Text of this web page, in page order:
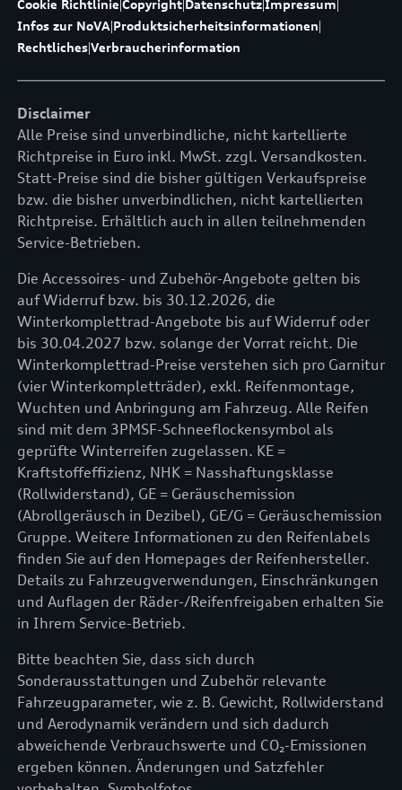
Cookie Richtlinie|Copyright|Datenschutz|Impressum|
Infos zur NoVA|Produktsicherheitsinformationen|
Rechtliches|Verbraucherinformation
Disclaimer
Alle Preise sind unverbindliche, nicht kartellierte
Richtpreise in Euro inkl. MwSt. zzgl. Versandkosten.
Statt-Preise sind die bisher gültigen Verkaufspreise
bzw. die bisher unverbindlichen, nicht kartellierten
Richtpreise. Erhältlich auch in allen teilnehmenden
Service-Betrieben.
Die Accessoires- und Zubehör-Angebote gelten bis
auf Widerruf bzw. bis 30.12.2026, die
Winterkomplettrad-Angebote bis auf Widerruf oder
bis 30.04.2027 bzw. solange der Vorrat reicht. Die
Winterkomplettrad-Preise verstehen sich pro Garnitur
(vier Winterkompletträder), exkl. Reifenmontage,
Wuchten und Anbringung am Fahrzeug. Alle Reifen
sind mit dem 3PMSF-Schneeflockensymbol als
geprüfte Winterreifen zugelassen. KE =
Kraftstoffeffizienz, NHK = Nasshaftungsklasse
(Rollwiderstand), GE = Geräuschemission
(Abrollgeräusch in Dezibel), GE/G = Geräuschemission
Gruppe. Weitere Informationen zu den Reifenlabels
finden Sie auf den Homepages der Reifenhersteller.
Details zu Fahrzeugverwendungen, Einschränkungen
und Auflagen der Räder-/Reifenfreigaben erhalten Sie
in Ihrem Service-Betrieb.
Bitte beachten Sie, dass sich durch
Sonderausstattungen und Zubehör relevante
Fahrzeugparameter, wie z. B. Gewicht, Rollwiderstand
und Aerodynamik verändern und sich dadurch
abweichende Verbrauchswerte und CO₂-Emissionen
ergeben können. Änderungen und Satzfehler